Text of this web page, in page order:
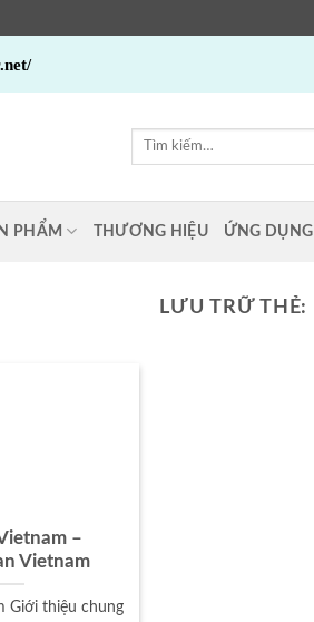
Tìm
PHẨM THƯƠNG HIỆU ỨNG DỤNG
LƯU TRỮ THẺ:
–
Vietnam
Giới thiệu chung